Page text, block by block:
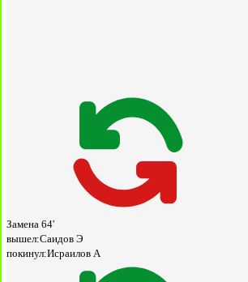
Замена 64'
вышел:Саидов Э
покинул:Исраилов А